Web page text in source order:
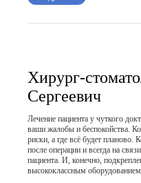
Хирург-
Сергеевич
Лечение пациента у чуткого
ваши жалобы и беспокойства.
риски, а где всё будет планово.
после операции и всегда на
пациента. И, конечно,
высококлассным